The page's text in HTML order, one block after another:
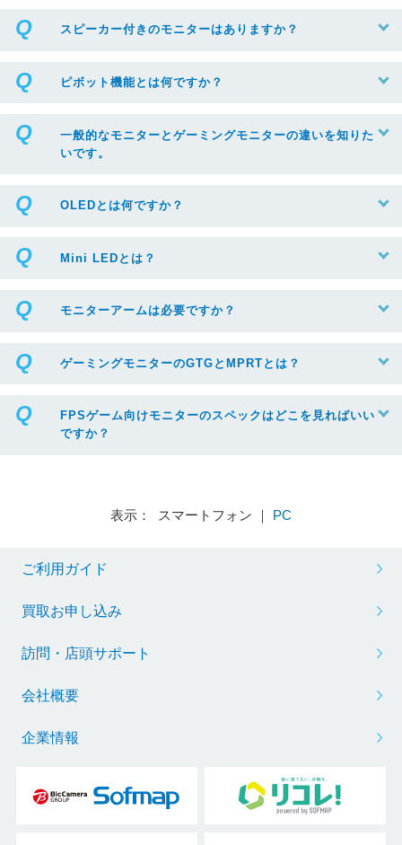
スピーカー付きのモニターはありますか？
ピボット機能とは何ですか？
一般的なモニターとゲーミングモニターの違いを知りた
いです。
OLEDとは何ですか？
Mini LEDとは？
モニターアームは必要ですか？
ゲーミングモニターのGTGとMPRTとは？
FPSゲーム向けモニターのスペックはどこを見ればいい
ですか？
表示： スマートフォン ｜ PC
ご利用ガイド
買取お申し込み
訪問・店頭サポート
会社概要
企業情報